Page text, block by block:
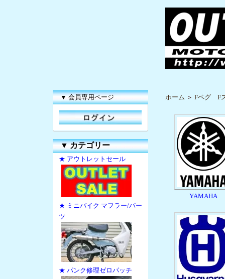
▼ 会員専用ページ
▼カテゴリー
★ アウトレットセール
★ ミニバイク マフラー/パー
ツ
★ パンク修理ゼロパッチ
ホーム ＞ Fペグ F
YAMAHA